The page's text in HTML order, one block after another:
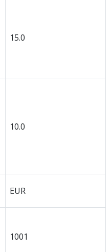
15.0
10.0
EUR
1001